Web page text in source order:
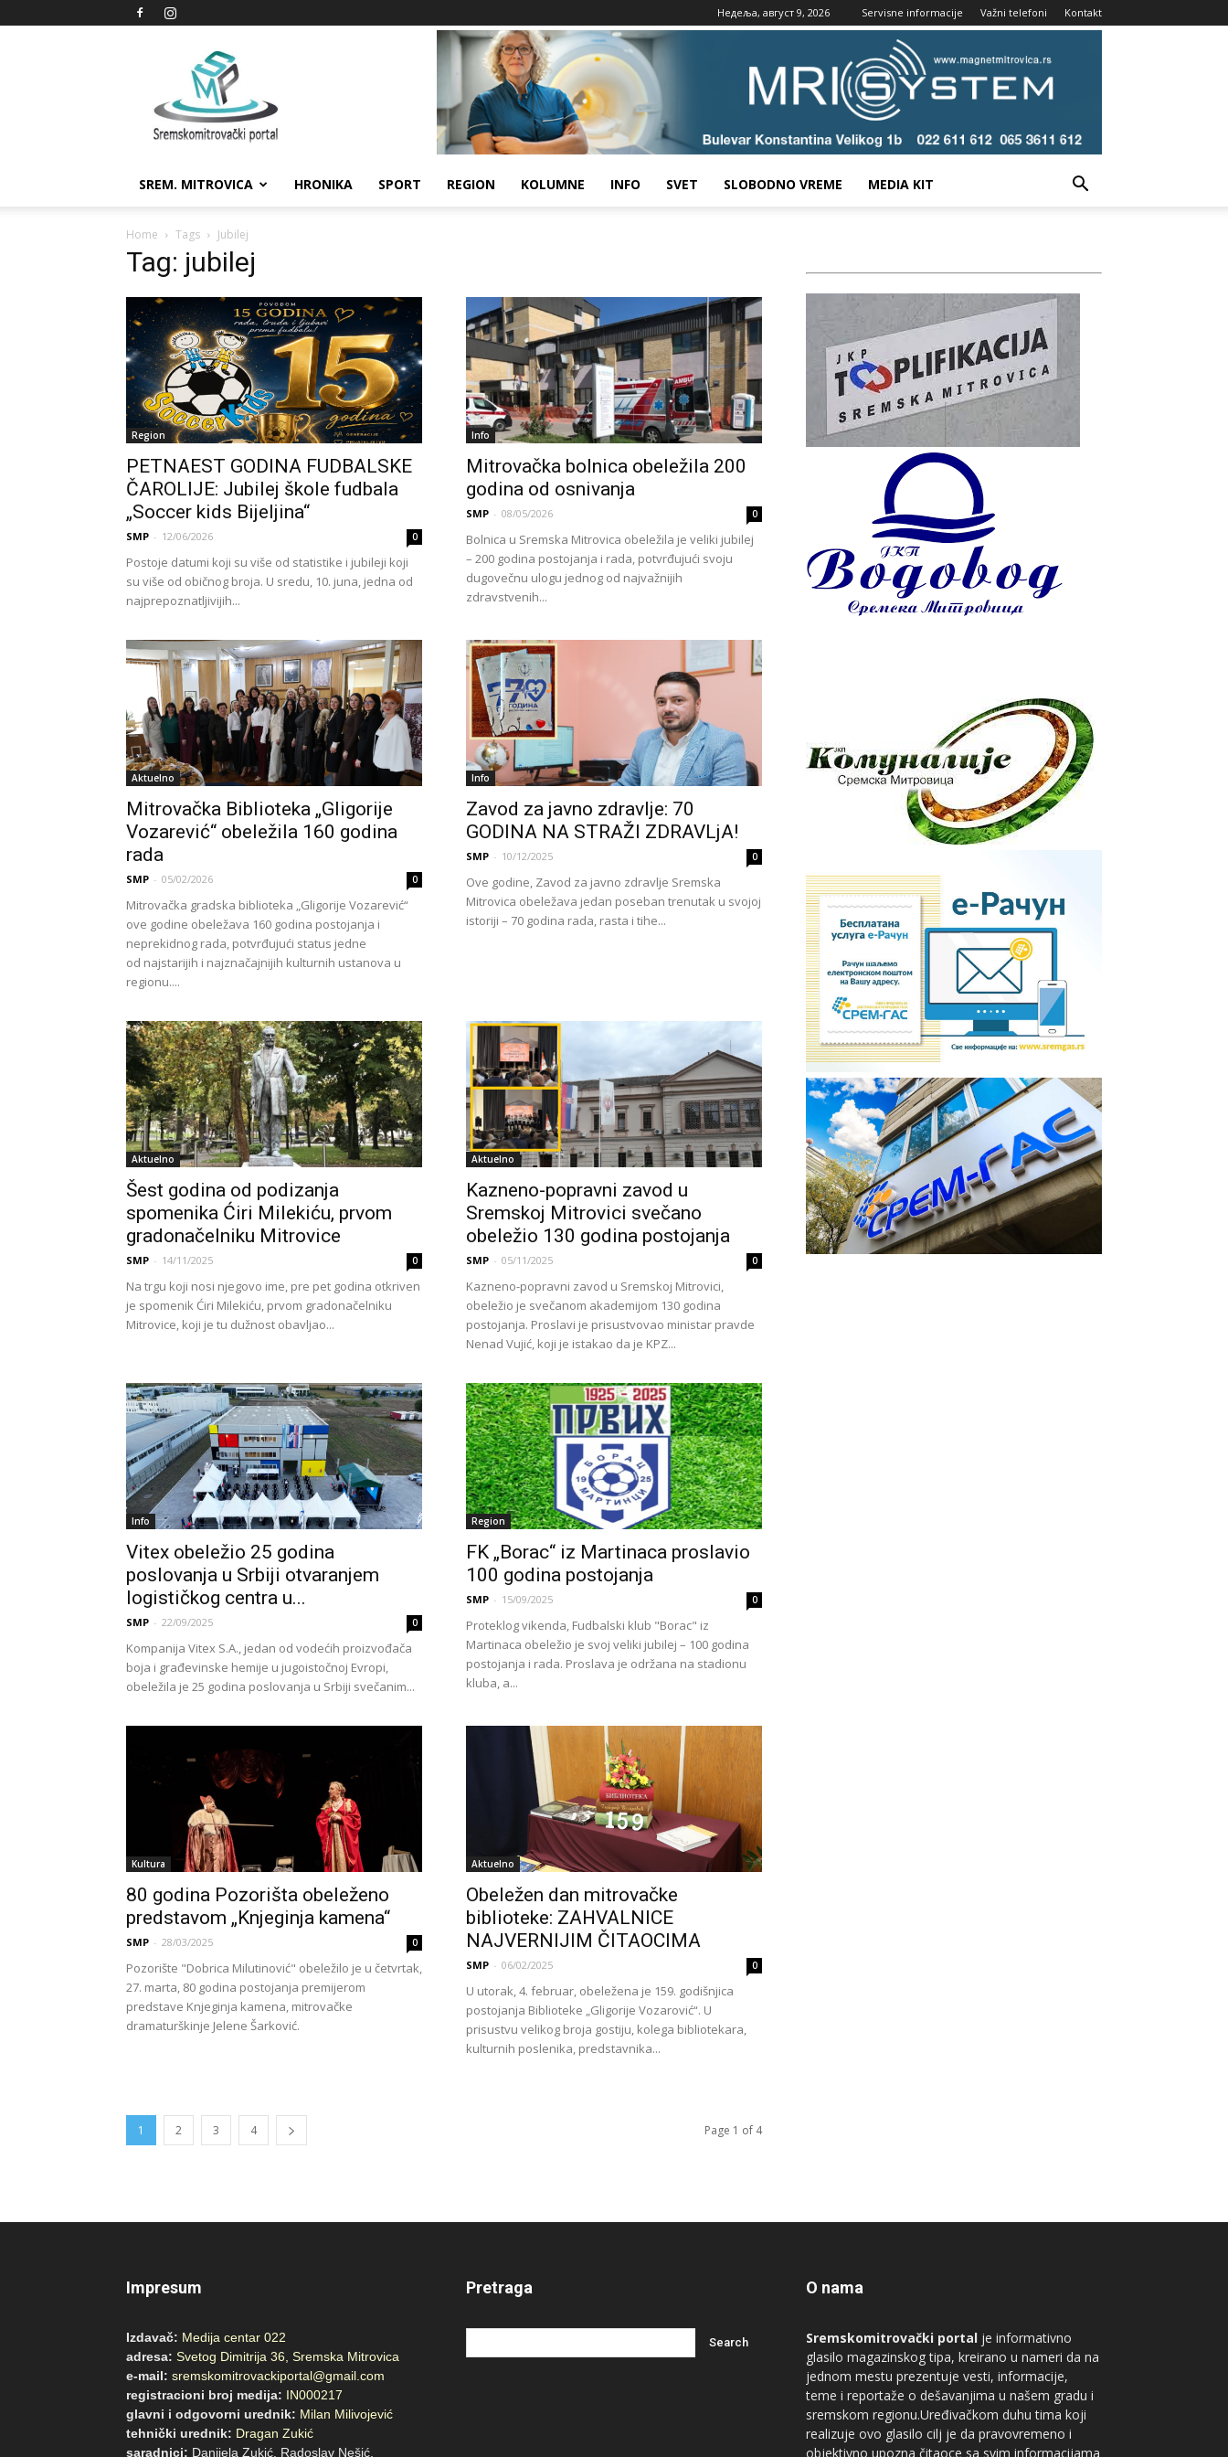
Недеља, август 9, 2026 Servisne informacije Važni telefoni Kontakt
Sremskomitrovački
portal
SREM. MITROVICA HRONIKA SPORT REGION KOLUMNE INFO SVET SLOBODNO VREME MEDIA KIT
Home Tags Jubilej
Tag: jubilej
Region
PETNAEST GODINA FUDBALSKE
ČAROLIJE: Jubilej škole fudbala
„Soccer kids Bijeljina“
SMP - 12/06/2026 0
Postoje datumi koji su više od statistike i jubileji koji
su više od običnog broja. U sredu, 10. juna, jedna od
najprepoznatljivijih...
Info
Mitrovačka bolnica obeležila 200
godina od osnivanja
SMP - 08/05/2026 0
Bolnica u Sremska Mitrovica obeležila je veliki jubilej
– 200 godina postojanja i rada, potvrđujući svoju
dugovečnu ulogu jednog od najvažnijih
zdravstvenih...
Aktuelno
Mitrovačka Biblioteka „Gligorije
Vozarević“ obeležila 160 godina
rada
SMP - 05/02/2026 0
Mitrovačka gradska biblioteka „Gligorije Vozarević“
ove godine obeležava 160 godina postojanja i
neprekidnog rada, potvrđujući status jedne
od najstarijih i najznačajnijih kulturnih ustanova u
regionu....
Info
Zavod za javno zdravlje: 70
GODINA NA STRAŽI ZDRAVLjA!
SMP - 10/12/2025 0
Ove godine, Zavod za javno zdravlje Sremska
Mitrovica obeležava jedan poseban trenutak u svojoj
istoriji – 70 godina rada, rasta i tihe...
Aktuelno
Šest godina od podizanja
spomenika Ćiri Milekiću, prvom
gradonačelniku Mitrovice
SMP - 14/11/2025 0
Na trgu koji nosi njegovo ime, pre pet godina otkriven
je spomenik Ćiri Milekiću, prvom gradonačelniku
Mitrovice, koji je tu dužnost obavljao...
Aktuelno
Kazneno-popravni zavod u
Sremskoj Mitrovici svečano
obeležio 130 godina postojanja
SMP - 05/11/2025 0
Kazneno-popravni zavod u Sremskoj Mitrovici,
obeležio je svečanom akademijom 130 godina
postojanja. Proslavi je prisustvovao ministar pravde
Nenad Vujić, koji je istakao da je KPZ...
Info
Vitex obeležio 25 godina
poslovanja u Srbiji otvaranjem
logističkog centra u...
SMP - 22/09/2025 0
Kompanija Vitex S.A., jedan od vodećih proizvođača
boja i građevinske hemije u jugoistočnoj Evropi,
obeležila je 25 godina poslovanja u Srbiji svečanim...
Region
FK „Borac“ iz Martinaca proslavio
100 godina postojanja
SMP - 15/09/2025 0
Proteklog vikenda, Fudbalski klub "Borac" iz
Martinaca obeležio je svoj veliki jubilej – 100 godina
postojanja i rada. Proslava je održana na stadionu
kluba, a...
Kultura
80 godina Pozorišta obeleženo
predstavom „Knjeginja kamena“
SMP - 28/03/2025 0
Pozorište "Dobrica Milutinović" obeležilo je u četvrtak,
27. marta, 80 godina postojanja premijerom
predstave Knjeginja kamena, mitrovačke
dramaturškinje Jelene Šarković.
Aktuelno
Obeležen dan mitrovačke
biblioteke: ZAHVALNICE
NAJVERNIJIM ČITAOCIMA
SMP - 06/02/2025 0
U utorak, 4. februar, obeležena je 159. godišnjica
postojanja Biblioteke „Gligorije Vozarović“. U
prisustvu velikog broja gostiju, kolega bibliotekara,
kulturnih poslenika, predstavnika...
1 2 3 4 Page 1 of 4
Impresum
Izdavač: Medija centar 022
adresa: Svetog Dimitrija 36, Sremska Mitrovica
e-mail: sremskomitrovackiportal@gmail.com
registracioni broj medija: IN000217
glavni i odgovorni urednik: Milan Milivojević
tehnički urednik: Dragan Zukić
saradnici: Danijela Zukić, Radoslav Nešić,
Pretraga O nama
Sremskomitrovački portal je informativno
glasilo magazinskog tipa, kreirano u nameri da na
jednom mestu prezentuje vesti, informacije,
teme i reportaže o dešavanjima u našem gradu i
sremskom regionu.Uređivačkom duhu tima koji
realizuje ovo glasilo cilj je da pravovremeno i
objektivno upozna čitaoce sa svim informacijama